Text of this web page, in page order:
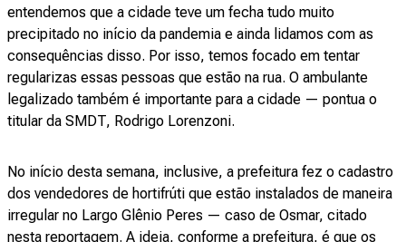
entendemos que a cidade teve um fecha tudo muito
precipitado no início da pandemia e ainda lidamos com as
consequências disso. Por isso, temos focado em tentar
regularizas essas pessoas que estão na rua. O ambulante
legalizado também é importante para a cidade — pontua o
titular da SMDT, Rodrigo Lorenzoni.
No início desta semana, inclusive, a prefeitura fez o cadastro
dos vendedores de hortifrúti que estão instalados de maneira
irregular no Largo Glênio Peres — caso de Osmar, citado
nesta reportagem. A ideia, conforme a prefeitura, é que os